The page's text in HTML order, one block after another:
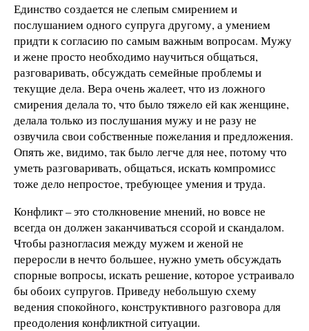
Единство создается не слепым смирением и
послушанием одного супруга другому, а умением
придти к согласию по самым важным вопросам. Мужу
и жене просто необходимо научиться общаться,
разговаривать, обсуждать семейные проблемы и
текущие дела. Вера очень жалеет, что из ложного
смирения делала то, что было тяжело ей как женщине,
делала только из послушания мужу и не разу не
озвучила свои собственные пожелания и предложения.
Опять же, видимо, так было легче для нее, потому что
уметь разговаривать, общаться, искать компромисс
тоже дело непростое, требующее умения и труда.
Конфликт – это столкновение мнений, но вовсе не
всегда он должен заканчиваться ссорой и скандалом.
Чтобы разногласия между мужем и женой не
переросли в нечто большее, нужно уметь обсуждать
спорные вопросы, искать решение, которое устраивало
бы обоих супругов. Приведу небольшую схему
ведения спокойного, конструктивного разговора для
преодоления конфликтной ситуации.